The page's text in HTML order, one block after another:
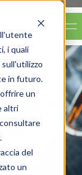
i quali
in futuro.
un
altri
.
del
un